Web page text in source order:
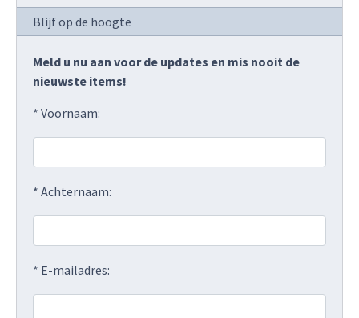
Blijf op de hoogte
Meld u nu aan voor de updates en mis nooit de
nieuwste items!
* Voornaam:
* Achternaam:
* E-mailadres: